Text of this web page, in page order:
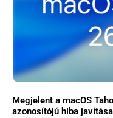
Megjelent a macOS
azonosítójú hiba javítása